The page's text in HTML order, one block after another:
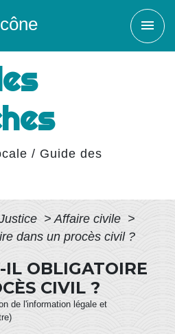
menu
/ Guide des
> Affaire civile >
dans un procès civil ?
IL OBLIGATOIRE
CIVIL ?
de l'information légale et